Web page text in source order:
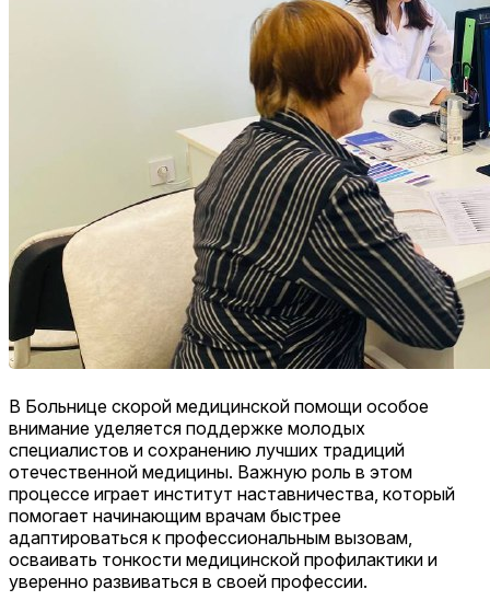
В Больнице скорой медицинской помощи особое
внимание уделяется поддержке молодых
специалистов и сохранению лучших традиций
отечественной медицины. Важную роль в этом
процессе играет институт наставничества, который
помогает начинающим врачам быстрее
адаптироваться к профессиональным вызовам,
осваивать тонкости медицинской профилактики и
уверенно развиваться в своей профессии.